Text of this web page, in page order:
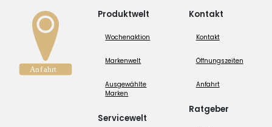
Produktwelt
Wochenaktion
Markenwelt
Ausgewählte
Marken
Servicewelt
Kontakt
Kontakt
Öffnungszeiten
Anfahrt
Ratgeber